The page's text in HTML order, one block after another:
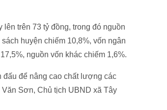
trên 73 tỷ đồng, trong đó nguồn
huyện chiếm 10,8%, vốn ngân
nguồn vốn khác chiếm 1,6%.
đấu để nâng cao chất lượng các
Sơn, Chủ tịch UBND xã Tây